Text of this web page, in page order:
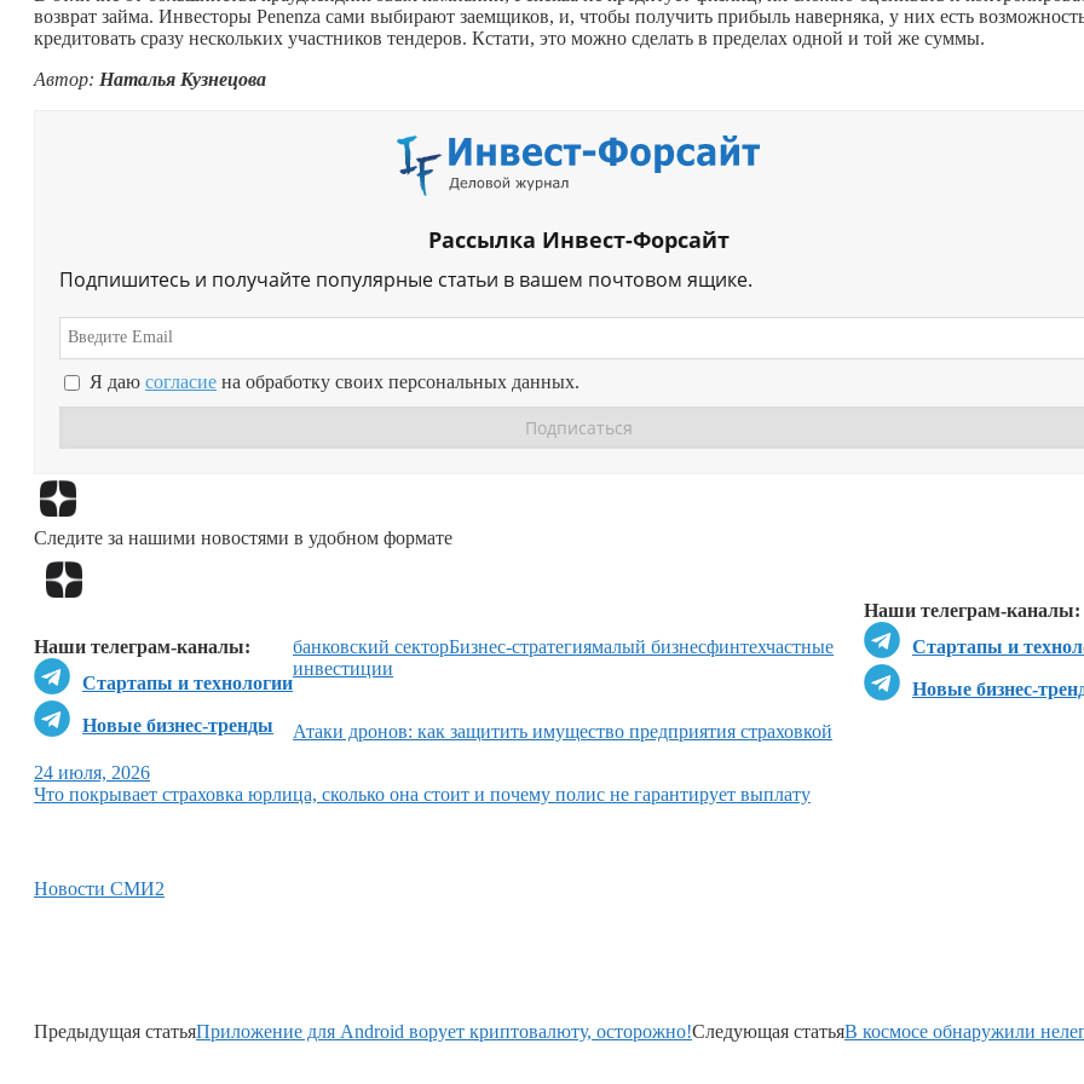
возврат займа. Инвесторы Penenza сами выбирают заемщиков, и, чтобы получить прибыль наверняка, у них есть
кредитовать сразу нескольких участников тендеров. Кстати, это можно сделать в пределах одной и той же суммы.
Автор: Наталья Кузнецова
Рассылка Инвест-Форсайт
Подпишитесь и получайте популярные статьи в вашем почтовом ящике.
Я даю согласие на обработку своих персональных данных.
Следите за нашими новостями в удобном формате
Наши телеграм-каналы:
Стартапы и
Новые бизнес-
Наши телеграм-каналы:
Стартапы и технологии
Новые бизнес-тренды
банковский секторБизнес-стратегиямалый бизнесфинтехчастные
инвестиции
Атаки дронов: как защитить имущество предприятия страховкой
24 июля, 2026
Что покрывает страховка юрлица, сколько она стоит и почему полис не гарантирует выплату
Новости СМИ2
Предыдущая статьяПриложение для Android ворует криптовалюту, осторожно!Следующая статьяВ космосе обнаружили